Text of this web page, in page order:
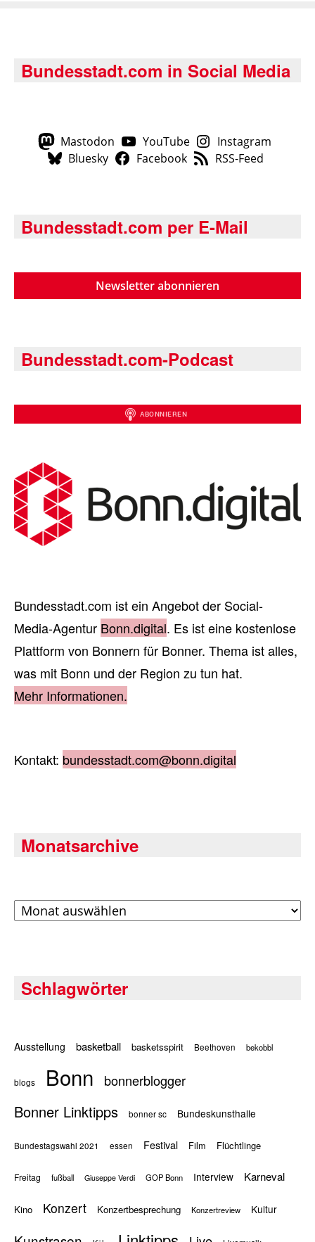
Bundesstadt.com in Social Media
Mastodon YouTube
Instagram
Bluesky
Facebook RSS-Feed
Bundesstadt.com per E-Mail
Newsletter abonnieren
Bundesstadt.com-Podcast
Bundesstadt.com ist ein Angebot der Social-
Media-Agentur Bonn.digital. Es ist eine kostenlose
Plattform von Bonnern für Bonner. Thema ist alles,
was mit Bonn und der Region zu tun hat.
Mehr Informationen.
Kontakt: bundesstadt.com@bonn.digital
Monatsarchive
Archiv
Schlagwörter
Ausstellung basketball basketsspirit Beethoven bekobbl
blogs Bonn bonnerblogger
Bonner Linktipps bonner sc Bundeskunsthalle
Bundestagswahl 2021 essen Festival Film Flüchtlinge
Freitag fußball Giuseppe Verdi GOP Bonn Interview Karneval
Kino Konzert Konzertbesprechung Konzertreview Kultur